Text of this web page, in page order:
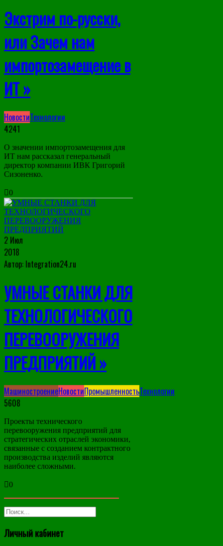
Экстрим по-русски,
или Зачем нам
импортозамещение в
ИТ »
НовостиТехнологии
4241
О значении импортозамещения для
ИТ нам рассказал генеральный
директор компании ИВК Григорий
Сизоненко.
0
2 Июл
2018
Автор: Integration24.ru
УМНЫЕ СТАНКИ ДЛЯ
ТЕХНОЛОГИЧЕСКОГО
ПЕРЕВООРУЖЕНИЯ
ПРЕДПРИЯТИЙ »
МашиностроениеНовостиПромышленностьТехнологии
5608
Проекты технического
перевооружения предприятий для
стратегических отраслей экономики,
связанные с созданием контрактного
производства изделий являются
наиболее сложными.
0
Личный кабинет